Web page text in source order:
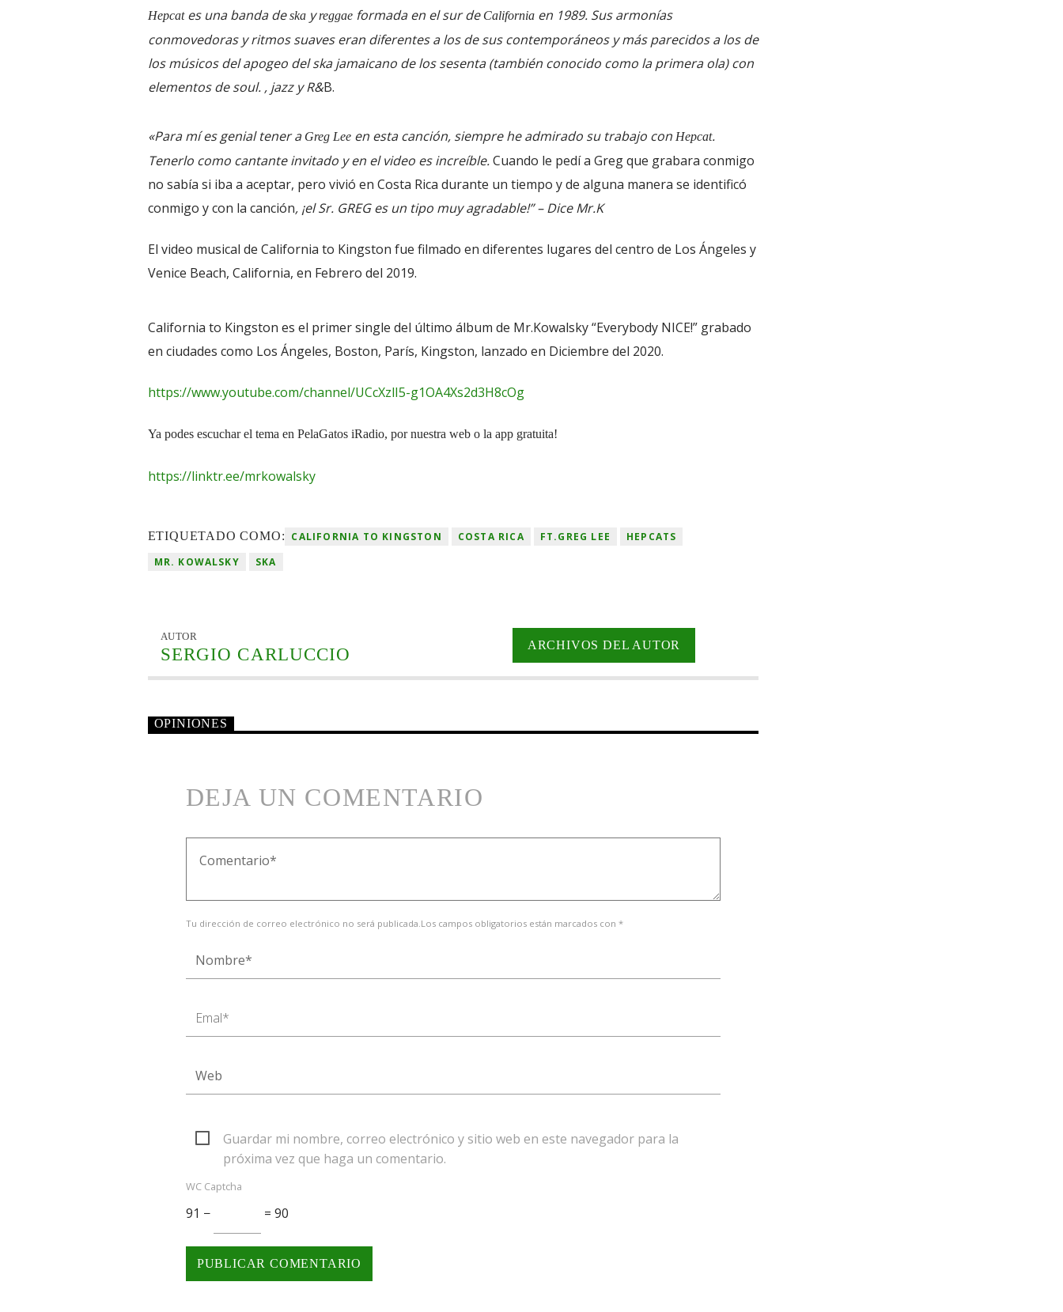
Hepcat es una banda deska yreggae formada en el sur de California en 1989. Sus armonías
conmovedoras y ritmos suaves eran diferentes a los de sus contemporáneos y más parecidos a los de
los músicos del apogeo del ska jamaicano de los sesenta (también conocido como la primera ola) con
elementos de soul. , jazz y R&B.
«Para mí es genial tener aGreg Leeen esta canción, siempre he admirado su trabajo con Hepcat.
Tenerlo como cantante invitado y en el video es increíble.Cuando le pedí a Greg que grabara conmigo
no sabía si iba a aceptar, pero vivió en Costa Rica durante un tiempo y de alguna manera se identificó
conmigo y con la canción, ¡el Sr. GREG es un tipo muy agradable!” – Dice Mr.K
El video musical de California to Kingston fue filmado en diferentes lugares del centro de Los Ángeles y
Venice Beach, California, en Febrero del 2019.
California to Kingston es el primer single del último álbum de Mr.Kowalsky “Everybody NICE!” grabado
en ciudades como Los Ángeles, Boston, París, Kingston, lanzado en Diciembre del 2020.
https://www.youtube.com/channel/UCcXzlI5-g1OA4Xs2d3H8cOg
Ya podes escuchar el tema en PelaGatos iRadio, por nuestra web o la app gratuita!
https://linktr.ee/mrkowalsky
ETIQUETADO COMO: CALIFORNIA TO KINGSTON COSTA RICA FT.GREG LEE
HEPCATS
MR. KOWALSKY
SKA
AUTOR
SERGIO CARLUCCIO
ARCHIVOS DEL AUTOR
OPINIONES
DEJA UN COMENTARIO
Tu dirección de correo electrónico no será publicada.Los campos obligatorios están marcados con *
Guardar mi nombre, correo electrónico y sitio web en este navegador para la
próxima vez que haga un comentario.
WC Captcha
91 − = 90